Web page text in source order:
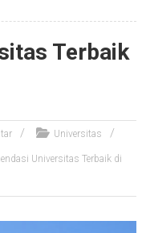
Terbaik
Universitas
Universitas Terbaik di